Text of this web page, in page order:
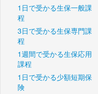
1日で受かる生保一般課
程
3日で受かる生保専門課
程
1週間で受かる生保応用
課程
1日で受かる少額短期保
険